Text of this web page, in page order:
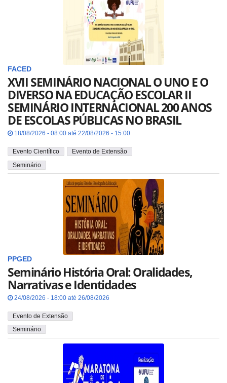
FACED
XVII SEMINÁRIO NACIONAL O UNO E O
DIVERSO NA EDUCAÇÃO ESCOLAR II
SEMINÁRIO INTERNACIONAL 200 ANOS
DE ESCOLAS PÚBLICAS NO BRASIL
18/08/2026 - 08:00 até 22/08/2026 - 15:00
Evento Científico
Evento de Extensão
Seminário
PPGED
Seminário História Oral: Oralidades,
Narrativas e Identidades
24/08/2026 - 18:00 até 26/08/2026
Evento de Extensão
Seminário